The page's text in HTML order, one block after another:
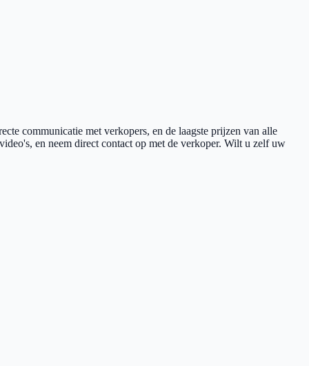
communicatie met verkopers, en de laagste prijzen van alle
en neem direct contact op met de verkoper. Wilt u zelf uw